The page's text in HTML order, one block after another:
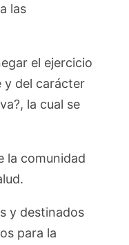
las
el ejercicio
y del carácter
la cual se
la comunidad
y destinados
para la